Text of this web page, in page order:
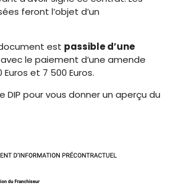
feront l’objet d’un
est passible d’une
avec le paiement d’une amende
et 7 500 Euros.
DIP pour vous donner un aperçu du